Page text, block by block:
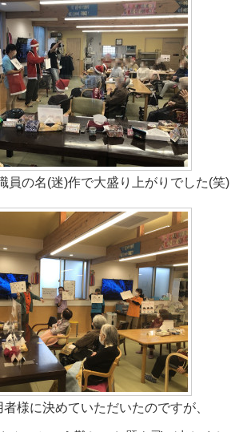
員の名(迷)作で大盛り上がりでした(笑)
様に決めていただいたのですが、